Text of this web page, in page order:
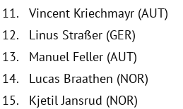
11.
Vincent Kriechmayr (AUT)
12.
Linus Straßer (GER)
13.
Manuel Feller (AUT)
14.
Lucas Braathen (NOR)
15.
Kjetil Jansrud (NOR)